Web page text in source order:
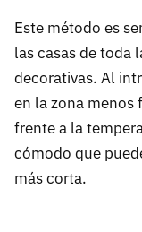
Este método es
las casas de toda
decorativas. Al
en la zona menos
frente a la
cómodo que
más corta.